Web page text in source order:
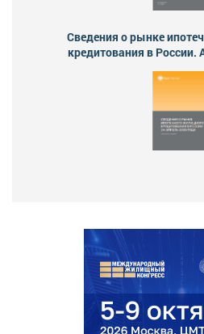
Сведения о рынке
кредитования в России.